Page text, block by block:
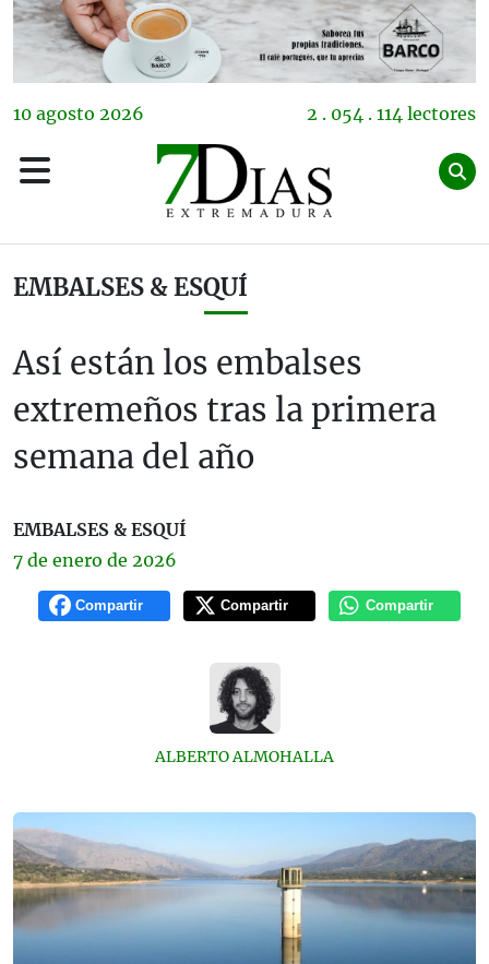
10 agosto 2026 2 . 054 . 114 lectores
EMBALSES & ESQUÍ
Así están los embalses
extremeños tras la primera
semana del año
EMBALSES & ESQUÍ
7 de enero de 2026
Compartir Compartir Compartir
ALBERTO ALMOHALLA